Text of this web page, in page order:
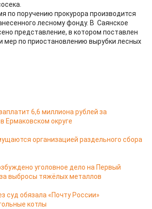
по поручению прокурора производится
лесному фонду. В Саянское
представление, в котором поставлен
мер по приостановлению вырубки лесных
6,6 миллиона рублей за
Ермаковском округе
организацией раздельного сбора
уголовное дело на Первый
выбросы тяжёлых металлов
суд обязала «Почту России»
котлы